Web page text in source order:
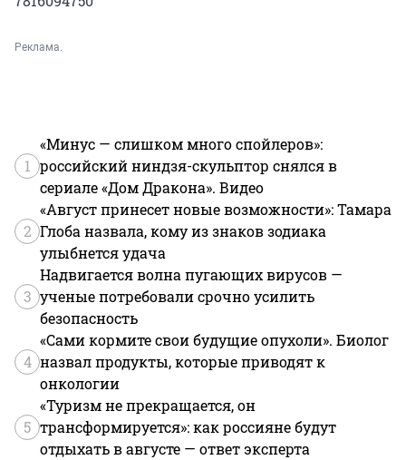
Реклама.
1
«Минус — слишком много спойлеров»:
российский ниндзя-скульптор снялся в
сериале «Дом Дракона». Видео
2
«Август принесет новые возможности»: Тамара
Глоба назвала, кому из знаков зодиака
улыбнется удача
3
Надвигается волна пугающих вирусов —
ученые потребовали срочно усилить
безопасность
4
«Сами кормите свои будущие опухоли». Биолог
назвал продукты, которые приводят к
онкологии
5
«Туризм не прекращается, он
трансформируется»: как россияне будут
отдыхать в августе — ответ эксперта